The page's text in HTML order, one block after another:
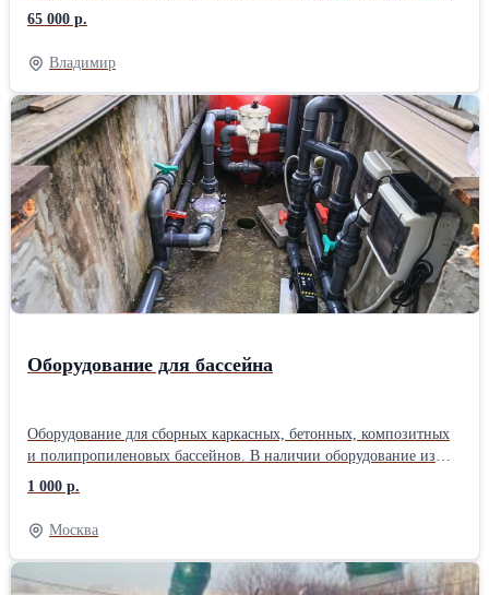
для полусухой стяжки, вес с диском всего 40кг! Складная рама,
регулировка стойки по росту оператора, надёжный пусковой
механизм (путевой выключатель, а не кнопка) с плавным
пуском. Профессиональный дорогой электродвигатель и соосный
редуктор (не дешёвый червячный), мощный прожектор 70Вт,
диски в наличии. Питание 220в, 1,1кВт. Производство более 11
лет для торговых сетей под разными брендами. Затирочные
машины такого уровня стоят от 100т.р. В комплекте паспорт,
гарантийный талон, фанерный ящик для перевозки. Модель
ДУГА - М1 Привод - Электрический, 220В Назначение - Для
полусухой стяжки Масса, кг - 40 Потребляемая мощность, кВт -
1,1 Диаметр обрабатываемой поверхности, мм - 610 Диск - D600
(605)мм Тип крепления диска - 4 шпильки Прожектор - 70 Вт
Упаковка - Фанерно-деревянный ящик Габариты в упаковке -
69х64х58см
65 000 р.
Владимир
Оборудование для бассейна
Оборудование для сборных каркасных, бетонных, композитных
и полипропиленовых бассейнов. В наличии оборудование из
пластика и нержавеющей стали марки AISI304 и AISI316 от
производителей Aquaviva, Emaux, Kripsol, Poolmagic, Hayward,
Elecro, Pahlen, Fairland и многие др.: - Морозоустойчивые
бассейны - Системы фильтрации (фильтры, насосы) - Чашковые
пакеты (внутренний лайнер) - Закладные элементы (скиммер,
форсунка, донный слив, переливные решетки) - Пылесосы
1 000 р.
Москва